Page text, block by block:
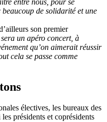
de solidarité et une
son premier
sera un apéro concert, à
qu’on aimerait réussir
cela se passe comme
électives, les bureaux des
présidents et coprésidents